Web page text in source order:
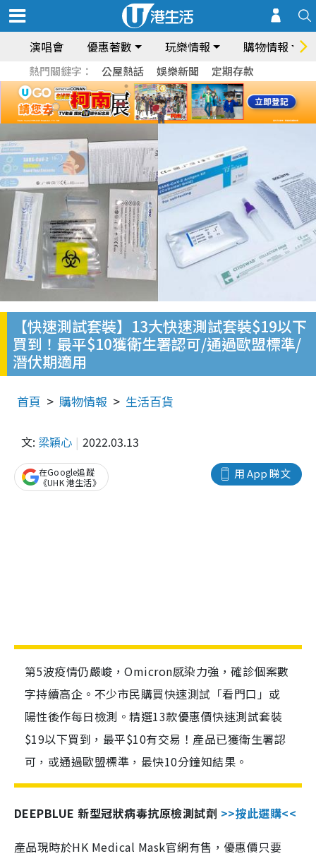
演唱會 優惠著數 玩樂情報 購物情報
熱門關鍵字： 公屋熱話 娛樂新聞 定期存款
【快速測試套裝】13大快速測試套裝$19以下
買到！最平$10獲衛生署認可/通過歐盟標準/
潛伏期適用
首頁 購物情報 生活百貨
文: 梁穎心 2022.03.13
用 App 睇文
在Google追蹤
《UHK 港生活》
第5波疫情仍嚴峻，Omicron感染力強，確診個案數
字持續高企。不少市民購買快速測試「看門口」或
陽性後作每日檢測。精選13款優惠價快速測試套裝
$19以下買到，最平$10有交易！產品已獲衛生署認
可，或通過歐盟標準，最快10分鐘知結果。
DEEPBLUE 新型冠狀病毒抗原檢測試劑 >>按此選購<<
產品現時於HK Medical Mask官網有售，優惠價只要